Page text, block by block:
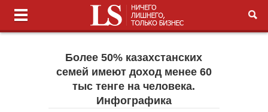
Более 50% казахстанских
семей имеют доход менее 60
тыс тенге на человека.
Инфографика